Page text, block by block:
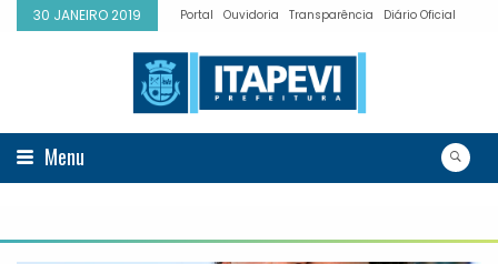
30 JANEIRO 2019 Portal Ouvidoria Transparência Diário Oficial
Menu